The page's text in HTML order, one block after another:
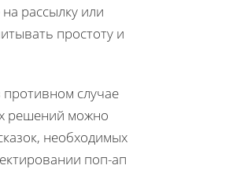
рассылку или
простоту и
случае
решений можно
необходимых
поп-ап